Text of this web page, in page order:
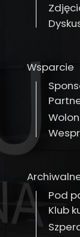
Wsparcie
Pod
Klub